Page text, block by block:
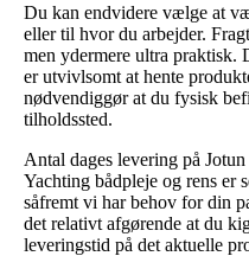
Du kan endvidere vælge at
eller til hvor du arbejder.
men ydermere ultra praktisk.
er utvivlsomt at hente
nødvendiggør at du fysisk
tilholdssted.
Antal dages levering på
Yachting bådpleje og rens er
såfremt vi har behov for din
det relativt afgørende at du
leveringstid på det aktuelle